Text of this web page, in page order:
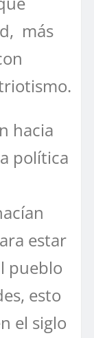
más
hacia
política
estar
pueblo
esto
el siglo